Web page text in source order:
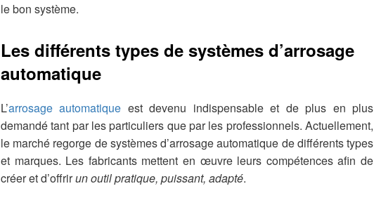
le bon système.
Les différents types de systèmes d’arrosage
automatique
L’arrosage automatique est devenu indispensable et de plus en plus
demandé tant par les particuliers que par les professionnels. Actuellement,
le marché regorge de systèmes d’arrosage automatique de différents types
et marques. Les fabricants mettent en œuvre leurs compétences afin de
créer et d’offrirun outil pratique, puissant, adapté.